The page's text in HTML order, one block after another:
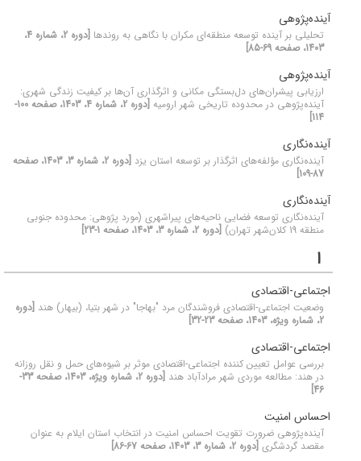
آینده‌پژوهی
تحلیلی بر آینده توسعه منطقه‌ای مکران با نگاهی به روندها
[دوره 2، شماره 4،
1403، صفحه 69-85]
آینده‌پژوهی
ارزیابی پیشران‌های دل‌بستگی مکانی و اثرگذاری آن‌ها بر کیفیت زندگی شهری:
آینده‌پژوهی در محدوده تاریخی شهر ارومیه
[دوره 2، شماره 4، 1403، صفحه 100-
114]
آینده‌‌نگاری
آینده‌نگاری مؤلفه‌های اثرگذار بر توسعه استان یزد
[دوره 2، شماره 3، 1403، صفحه
87-109]
آینده‌نگاری
آینده‌نگاری توسعه فضایی ناحیه‌های پیراشهری (مورد پژوهی: محدوده جنوبی
منطقه 19 کلان‌شهر تهران)
[دوره 2، شماره 3، 1403، صفحه 1-23]
ا
اجتماعی-اقتصادی
وضعیت اجتماعی-اقتصادی فروشندگان مرد "بهاجا" در شهر بتیا، (بیهار) هند [دوره
2، شماره ویژه، 1403، صفحه 23-32]
اجتماعی-اقتصادی
بررسی عوامل تعیین کننده اجتماعی-اقتصادی موثر بر شیوه‌های حمل و نقل روزانه
در هند: مطالعه موردی شهر مرادآباد هند
[دوره 2، شماره ویژه، 1403، صفحه 33-
46]
احساس امنیت
آینده‌پژوهی ضرورت تقویت احساس امنیت در انتخاب استان ایلام به عنوان
مقصد گردشگری [دوره 2، شماره 3، 1403، صفحه 67-86]